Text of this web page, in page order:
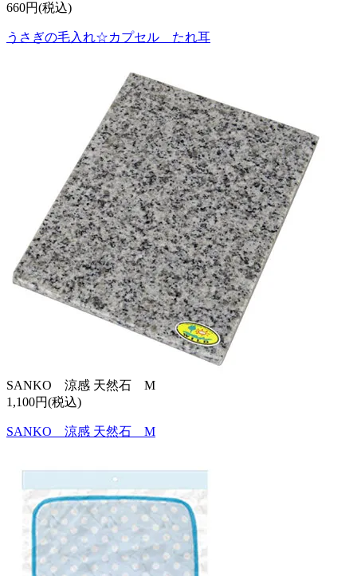
660円(税込)
うさぎの毛入れ☆カプセル たれ耳
SANKO 涼感 天然石 M
1,100円(税込)
SANKO 涼感 天然石 M